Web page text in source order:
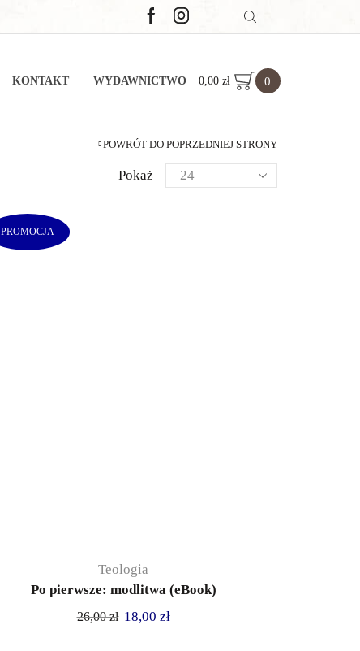
KONTAKT WYDAWNICTWO 0,00zł 0
POWRÓT DO POPRZEDNIEJ STRONY
Pokaż
PROMOCJA
Teologia
Po pierwsze: modlitwa (eBook)
26,00zł 18,00 zł